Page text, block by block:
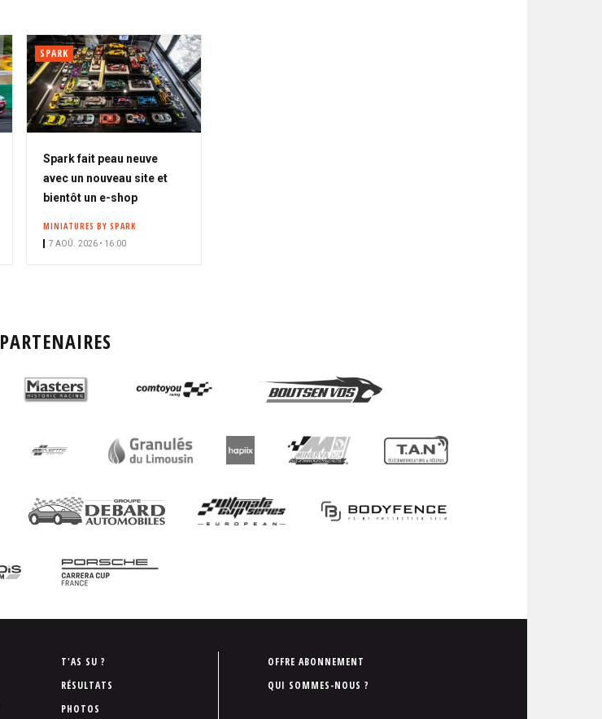
SPARK
Spark fait peau neuve
avec un nouveau site et
bientôt un e-shop
MINIATURES BY SPARK
7 AOÛ. 2026 • 16:00
PARTENAIRES
T'AS SU ?
RÉSULTATS
PHOTOS
P
i
OFFRE ABONNEMENT
QUI SOMMES-NOUS ?